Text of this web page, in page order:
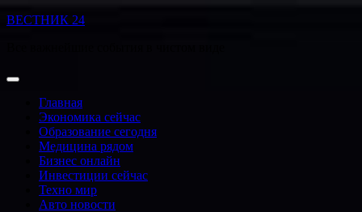
Перейти
ВЕСТНИК 24
Главная
Экономика сейчас
Образование сегодня
Медицина рядом
Бизнес онлайн
Инвестиции сейчас
Техно мир
Авто новости